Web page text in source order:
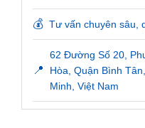
💰 Tư vấn chuyên sâu,
📍
62 Đường Số 20,
Hòa, Quận Bình
Minh, Việt Nam